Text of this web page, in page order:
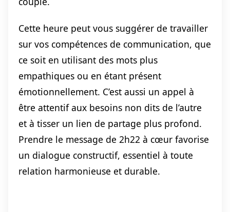
Cette heure peut vous suggérer de travailler
sur vos compétences de communication, que
ce soit en utilisant des mots plus
empathiques ou en étant présent
émotionnellement. C’est aussi un appel à
être attentif aux besoins non dits de l’autre
et à tisser un lien de partage plus profond.
Prendre le message de 2h22 à cœur favorise
un dialogue constructif, essentiel à toute
relation harmonieuse et durable.